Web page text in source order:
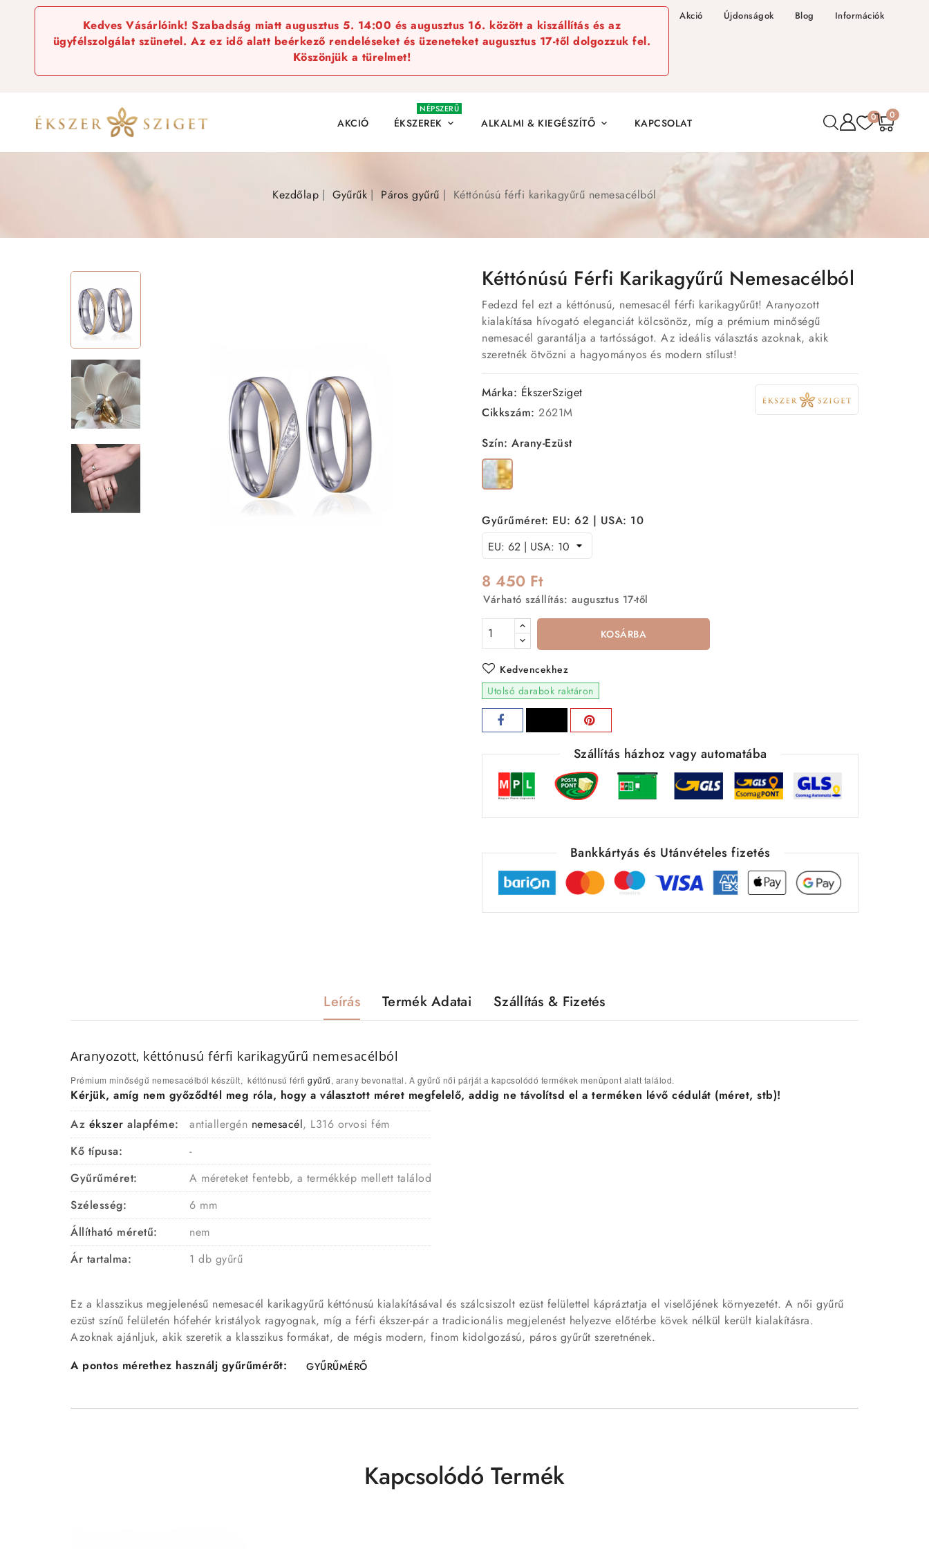
Kedves Vásárlóink! Szabadság miatt augusztus 5. 14:00 és augusztus 16. között a kiszállítás és az
ügyfélszolgálat szünetel. Az ez idő alatt beérkező rendeléseket és üzeneteket augusztus 17-től dolgozzuk fel.
Köszönjük a türelmet!
Akció Újdonságok Blog Információk
AKCIÓ ÉKSZEREK 
NÉPSZERŰ
ALKALMI & KIEGÉSZÍTŐ  KAPCSOLAT 0 0
Kezdőlap Gyűrűk Páros gyűrű Kéttónúsú férfi karikagyűrű nemesacélból
Kéttónúsú Férfi Karikagyűrű Nemesacélból
Fedezd fel ezt a kéttónusú, nemesacél férfi karikagyűrűt! Aranyozott
kialakítása hívogató eleganciát kölcsönöz, míg a prémium minőségű
nemesacél garantálja a tartósságot. Az ideális választás azoknak, akik
szeretnék ötvözni a hagyományos és modern stílust!
Márka: ÉkszerSziget
Cikkszám: 2621M
Szín: Arany-Ezüst
Arany-
Ezüst
Gyűrűméret: EU: 62 | USA: 10
8 450 Ft
Várható szállítás: augusztus 17-től
KOSÁRBA
Kedvencekhez
Utolsó darabok raktáron
Szállítás házhoz vagy automatába
Bankkártyás és Utánvételes fizetés
Leírás Termék Adatai Szállítás & Fizetés
Aranyozott, kéttónusú férfi karikagyűrű nemesacélból
Prémium minőségű nemesacélból készült, kéttónusú férfi gyűrű, arany bevonattal. A gyűrű női párját a kapcsolódó termékek menüpont alatt találod.
Kérjük, amíg nem győződtél meg róla, hogy a választott méret megfelelő, addig ne távolítsd el a terméken lévő cédulát (méret, stb)!
Az ékszer alapféme: antiallergén nemesacél, L316 orvosi fém
Kő típusa:
-
Gyűrűméret:
A méreteket fentebb, a termékkép mellett találod
Szélesség:
6 mm
Állítható méretű:
nem
Ár tartalma:
1 db gyűrű
Ez a klasszikus megjelenésű nemesacél karikagyűrű kéttónusú kialakításával és szálcsiszolt ezüst felülettel kápráztatja el viselőjének környezetét. A női gyűrű
ezüst színű felületén hófehér kristályok ragyognak, míg a férfi ékszer-pár a tradicionális megjelenést helyezve előtérbe kövek nélkül került kialakításra.
Azoknak ajánljuk, akik szeretik a klasszikus formákat, de mégis modern, finom kidolgozású, páros gyűrűt szeretnének.
A pontos mérethez használj gyűrűmérőt:
GYŰRŰMÉRŐ
Kapcsolódó Termék